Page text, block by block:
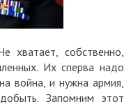
хватает, собственно,
Их сперва надо
война, и нужна армия,
Запомним этот